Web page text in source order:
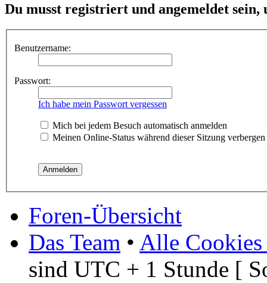
Du musst registriert und angemeldet sein,
Benutzername:
Passwort:
Ich habe mein Passwort vergessen
Mich bei jedem Besuch automatisch anmelden
Meinen Online-Status während dieser Sitzung verbergen
Foren-Übersicht
Das Team • Alle Cookies
sind UTC + 1 Stunde [